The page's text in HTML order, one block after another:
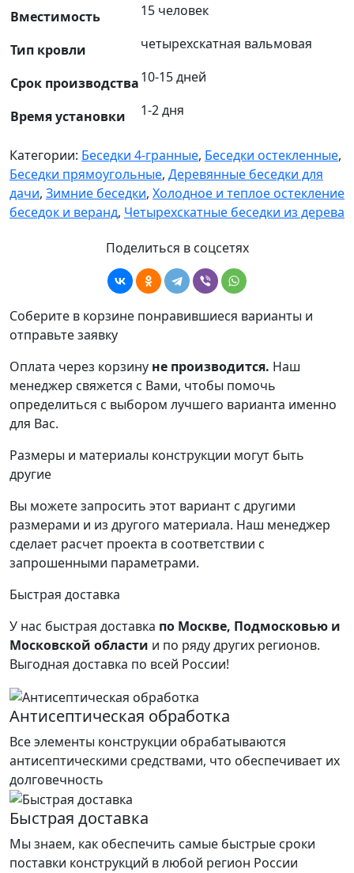
Вместимость 15 человек
Тип кровли четырехскатная вальмовая
Срок производства10-15 дней
Время установки 1-2 дня
Категории: Беседки 4-гранные, Беседки остекленные,
Беседки прямоугольные, Деревянные беседки для
дачи, Зимние беседки, Холодное и теплое остекление
беседок и веранд, Четырехскатные беседки из дерева
Поделиться в соцсетях
Соберите в корзине понравившиеся варианты и
отправьте заявку
Оплата через корзину не производится. Наш
менеджер свяжется с Вами, чтобы помочь
определиться с выбором лучшего варианта именно
для Вас.
Размеры и материалы конструкции могут быть
другие
Вы можете запросить этот вариант с другими
размерами и из другого материала. Наш менеджер
сделает расчет проекта в соответствии с
запрошенными параметрами.
Быстрая доставка
У нас быстрая доставка по Москве, Подмосковью и
Московской области и по ряду других регионов.
Выгодная доставка по всей России!
Антисептическая обработка
Все элементы конструкции обрабатываются
антисептическими средствами, что обеспечивает их
долговечность
Быстрая доставка
Мы знаем, как обеспечить самые быстрые сроки
поставки конструкций в любой регион России